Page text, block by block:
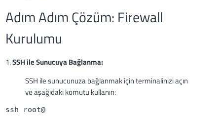
Adım Adım Çözüm: Firewall
Kurulumu
1.SSH ile Sunucuya Bağlanma:
SSH ile sunucunuza bağlanmak için terminalinizi açın
ve aşağıdaki komutu kullanın:
ssh root@